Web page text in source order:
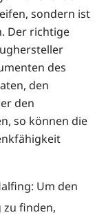
sondern ist
Der richtige
des
den
den
so können die
Um den
zu finden,